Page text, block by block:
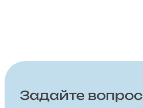
Задайте вопрос